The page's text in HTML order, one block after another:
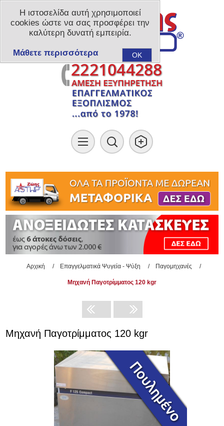
Αρχική / Επαγγελματικά Ψυγεία - Ψύξη / Παγομηχανές /
Μηχανή Παγοτρίμματος 120 kgr
Μηχανή Παγοτρίμματος 120 kgr
Η ιστοσελίδα αυτή χρησιμοποιεί
cookies ώστε να σας προσφέρει την
καλύτερη δυνατή εμπειρία.
OK
Μάθετε περισσότερα